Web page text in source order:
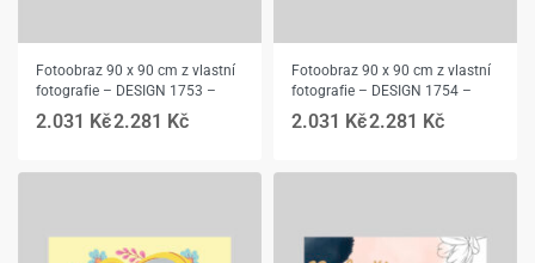
Fotoobraz 90 x 90 cm z vlastní
fotografie – DESIGN 1753 –
2.031 Kč2.281 Kč
Fotoobraz 90 x 90 cm z vlastní
fotografie – DESIGN 1754 –
2.031 Kč2.281 Kč